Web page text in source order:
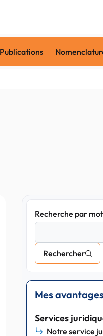
Publications
Recherche par
Rechercher
Mes
Services
Notre service